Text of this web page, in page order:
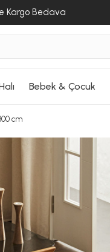
Kargo Bedava
Bebek & Çocuk
cm